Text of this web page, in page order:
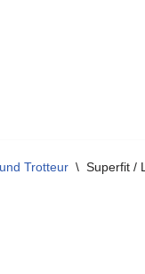
Trotteur \ Superfit /